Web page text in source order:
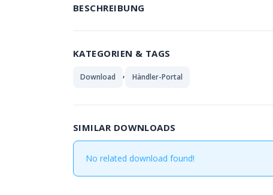
BESCHREIBUNG
KATEGORIEN & TAGS
Download , Händler-Portal
SIMILAR DOWNLOADS
No related download found!